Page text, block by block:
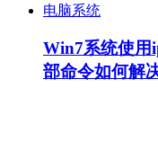
电脑系统
Win7系统使用
部命令如何解